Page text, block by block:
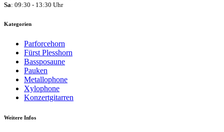
Sa: 09:30 - 13:30 Uhr
Kategorien
Parforcehorn
Fürst Plesshorn
Bassposaune
Pauken
Metallophone
Xylophone
Konzertgitarren
Weitere Infos